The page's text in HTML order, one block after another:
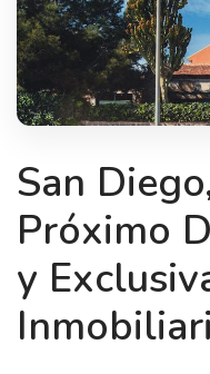
San
Próximo
y